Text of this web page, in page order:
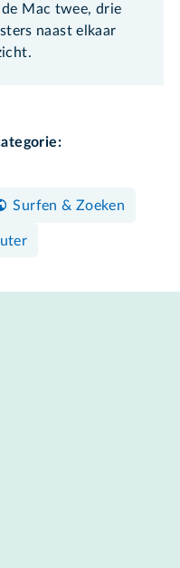
Mac twee, drie
naast elkaar
Surfen & Zoeken